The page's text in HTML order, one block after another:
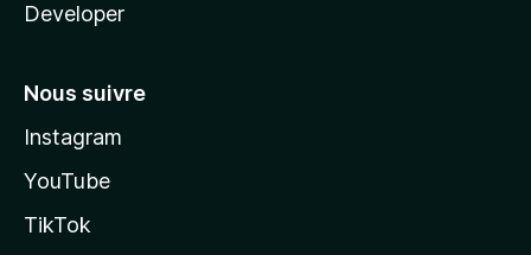
Developer
Nous suivre
Instagram
YouTube
TikTok